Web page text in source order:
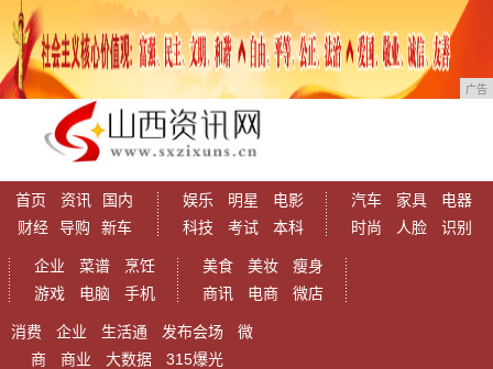
广告
首页 资讯
国内
财经
导购 新车
娱乐 明星
电影
科技
考试 本科
汽车 家具
电器
时尚
人脸 识别
企业 菜谱
烹饪
游戏
电脑 手机
美食 美妆
瘦身
商讯
电商 微店
消费 企业 生活通 发布会场
微
商
商业 大数据 315爆光